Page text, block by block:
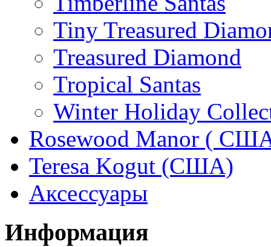
Tiny Treasured
Treasured Diamond
Tropical Santas
Winter Holiday
Rosewood Manor (
Teresa Kogut (США)
Аксессуары
Информация